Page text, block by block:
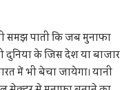
समझ पाती कि जब मुनाफा
दुनिया के जिस देश या बाजार
में भी बेचा जायेगा। यानी